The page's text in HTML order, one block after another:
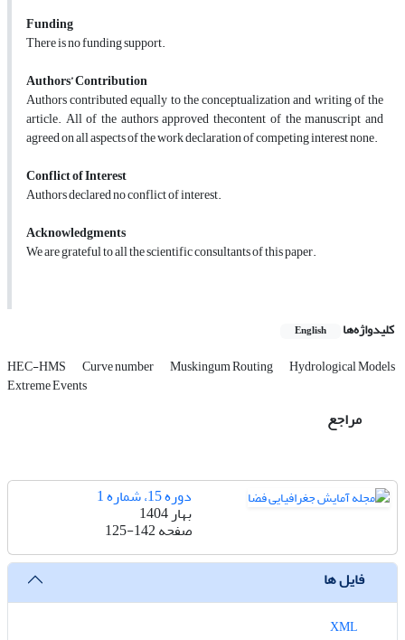
Funding
There is no funding support.
Authors’ Contribution
Authors contributed equally to the conceptualization and writing of the
article. All of the authors approved thecontent of the manuscript and
agreed on all aspects of the work declaration of competing interest none.
Conflict of Interest
Authors declared no conflict of interest.
Acknowledgments
We are grateful to all the scientific consultants of this paper.
کلیدواژه‌ها English
HEC-HMS Curve number Muskingum Routing Hydrological Models
Extreme Events
مراجع
دوره 15، شماره 1
بهار 1404
صفحه125-142
فایل ها